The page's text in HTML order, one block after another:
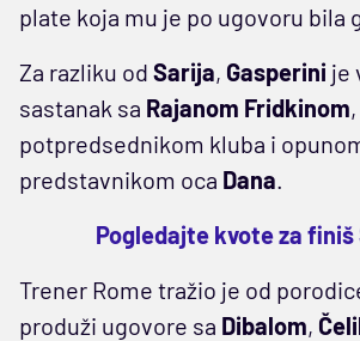
plate koja mu je po ugovoru bila
Za razliku od Sarija, Gasperini je
sastanak sa Rajanom Fridkinom,
potpredsednikom kluba i
predstavnikom oca Dana.
Pogledajte kvote za finiš
Trener Rome tražio je od
produži ugovore sa Dibalom,